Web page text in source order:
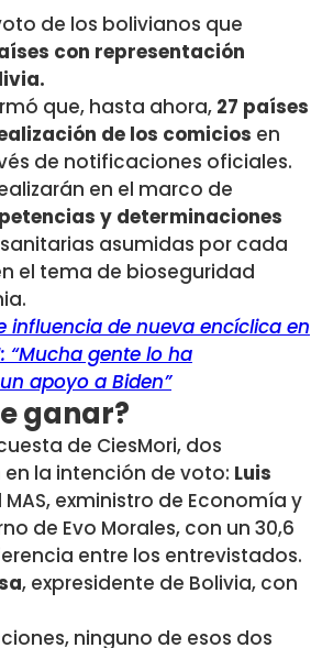
de los bolivianos que
con representación
que, hasta ahora, 27 países
de los comicios en
de notificaciones oficiales.
en el marco de
y determinaciones
asumidas por cada
el tema de bioseguridad
influencia de nueva encíclica en
“Mucha gente lo ha
apoyo a Biden”
ganar?
de CiesMori, dos
la intención de voto: Luis
MAS, exministro de Economía y
de Evo Morales, con un 30,6
entre los entrevistados.
, expresidente de Bolivia, con
ninguno de esos dos